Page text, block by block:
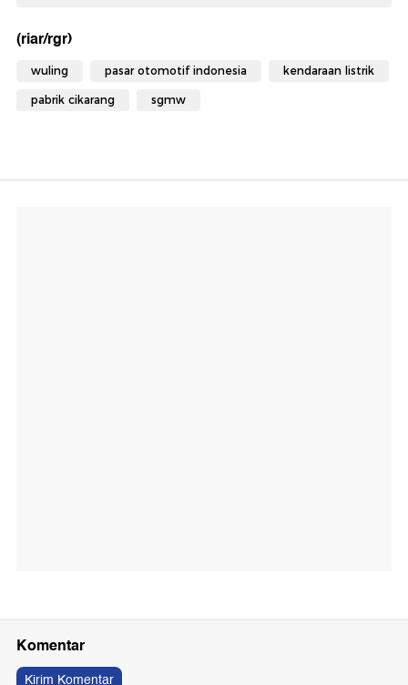
(riar/rgr)
wuling pasar otomotif indonesia kendaraan listrik
pabrik cikarang sgmw
Komentar
Kirim Komentar